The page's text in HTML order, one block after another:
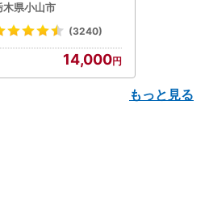
)【配送不可地域：離島
沖縄県】【1256759】
木県小山市
(3240)
14,000
もっと見る